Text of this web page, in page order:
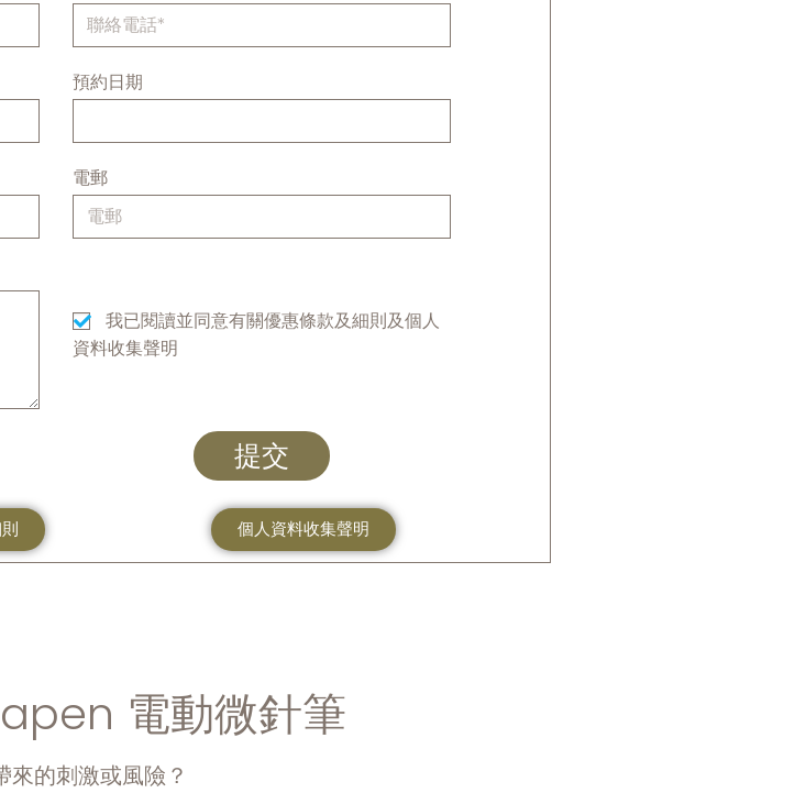
預約日期
電郵
我已閱讀並同意有關優惠條款及細則及個人
資料收集聲明
提交
個人資料收集聲明
電動微針筆
的刺激或風險？